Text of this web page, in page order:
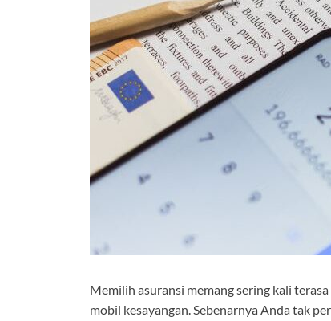
Memilih asuransi memang sering kali
mobil kesayangan. Sebenarnya Anda tak